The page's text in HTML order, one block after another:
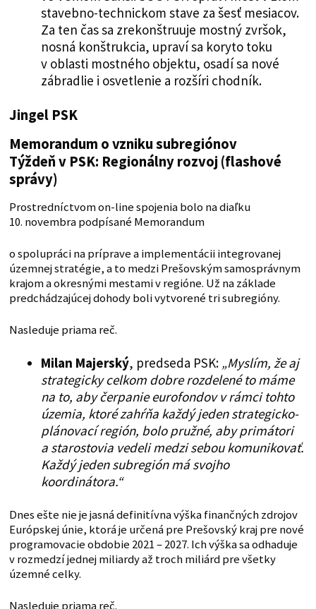
stavebno-technickom stave za šesť mesiacov.
Za ten čas sa zrekonštruuje mostný zvršok,
nosná konštrukcia, upraví sa koryto toku
v oblasti mostného objektu, osadí sa nové
zábradlie i osvetlenie a rozšíri chodník.
Jingel PSK
Memorandum o vzniku subregiónov
Týždeň v PSK: Regionálny rozvoj (flashové
správy)
Prostredníctvom on-line spojenia bolo na diaľku
10. novembra podpísané Memorandum
o spolupráci na príprave a implementácii integrovanej
územnej stratégie, a to medzi Prešovským samosprávnym
krajom a okresnými mestami v regióne. Už na základe
predchádzajúcej dohody boli vytvorené tri subregióny.
Nasleduje priama reč.
Milan Majerský, predseda PSK: „Myslím, že aj
strategicky celkom dobre rozdelené to máme
na to, aby čerpanie eurofondov v rámci tohto
územia, ktoré zahŕňa každý jeden strategicko-
plánovací región, bolo pružné, aby primátori
a starostovia vedeli medzi sebou komunikovať.
Každý jeden subregión má svojho
koordinátora.“
Dnes ešte nie je jasná definitívna výška finančných zdrojov
Európskej únie, ktorá je určená pre Prešovský kraj pre nové
programovacie obdobie 2021 – 2027. Ich výška sa odhaduje
v rozmedzí jednej miliardy až troch miliárd pre všetky
územné celky.
Nasleduje priama reč.